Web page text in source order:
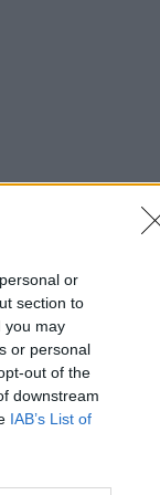
or
section to
you may
or personal
out of the
downstream
IAB’s List of
TV